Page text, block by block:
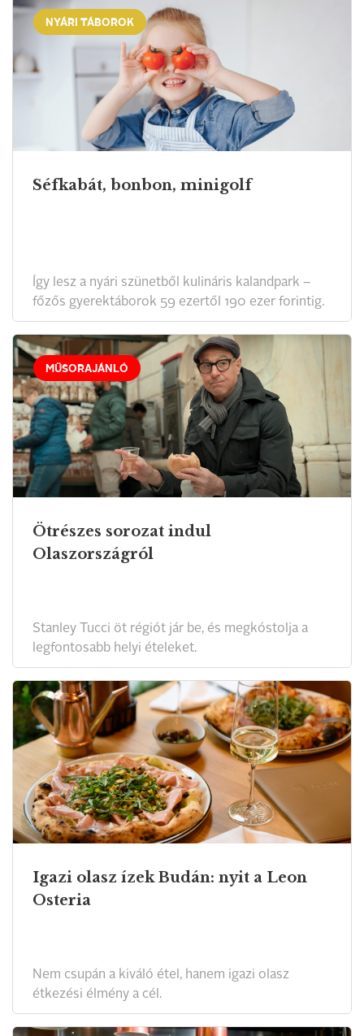
NYÁRI TÁBOROK
Séfkabát, bonbon, minigolf
Így lesz a nyári szünetből kulináris kalandpark –
főzős gyerektáborok 59 ezertől 190 ezer forintig.
MŰSORAJÁNLÓ
Ötrészes sorozat indul
Olaszországról
Stanley Tucci öt régiót jár be, és megkóstolja a
legfontosabb helyi ételeket.
Igazi olasz ízek Budán: nyit a Leon
Osteria
Nem csupán a kiváló étel, hanem igazi olasz
étkezési élmény a cél.